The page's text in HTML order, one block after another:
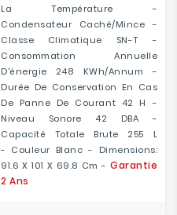
La Température -
Condensateur Caché/mince -
Classe Climatique SN-T -
Consommation Annuelle
D'énergie 248 KWh/annum -
Durée De Conservation En Cas
De Panne De Courant 42 H -
Niveau Sonore 42 DBA -
Capacité Totale Brute 255 L
- Couleur Blanc - Dimensions:
91.6 X 101 X 69.8 Cm - Garantie
2 Ans